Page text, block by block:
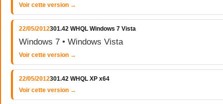
Voir cette version →
22/05/2012301.42 WHQL Windows 7 Vista
Windows 7 • Windows Vista
Voir cette version →
22/05/2012301.42 WHQL XP x64
Voir cette version →